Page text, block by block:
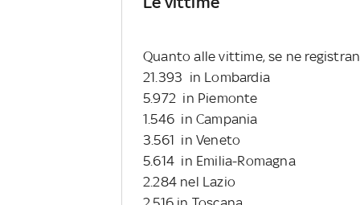
Quanto alle vittime, se ne
21.393 in Lombardia
5.972 in Piemonte
1.546 in Campania
3.561 in Veneto
5.614 in Emilia-Romagna
2.284 nel Lazio